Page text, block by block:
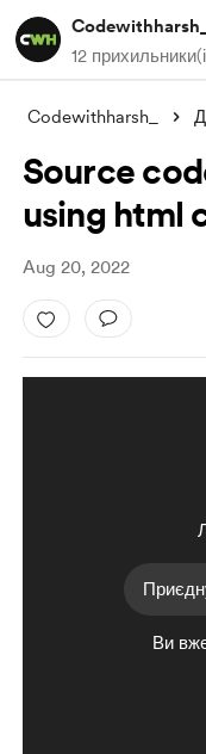
Codewithharsh_
12
Codewithharsh_
Source
using html
Aug 20, 2022
Ви